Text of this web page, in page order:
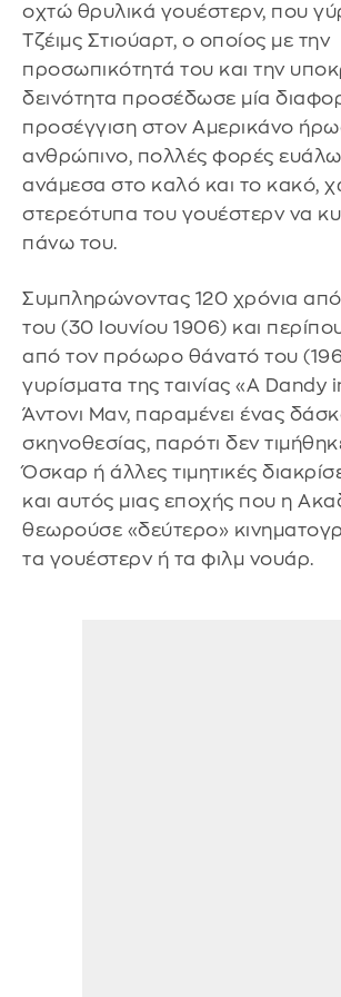
οχτώ θρυλικά γουέστερν, που
Τζέιμς Στιούαρτ, ο οποίος με την
προσωπικότητά του και την
δεινότητα προσέδωσε μία
προσέγγιση στον Αμερικάνο
ανθρώπινο, πολλές φορές
ανάμεσα στο καλό και το κακό,
στερεότυπα του γουέστερν να
πάνω του.
Συμπληρώνοντας 120 χρόνια
του (30 Ιουνίου 1906) και
από τον πρόωρο θάνατό του
γυρίσματα της ταινίας «A Dandy
Άντονι Μαν, παραμένει ένας
σκηνοθεσίας, παρότι δεν
Όσκαρ ή άλλες τιμητικές
και αυτός μιας εποχής που η
θεωρούσε «δεύτερο»
τα γουέστερν ή τα φιλμ νουάρ.